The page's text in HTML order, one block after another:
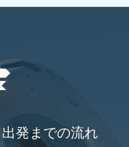
発までの流れ